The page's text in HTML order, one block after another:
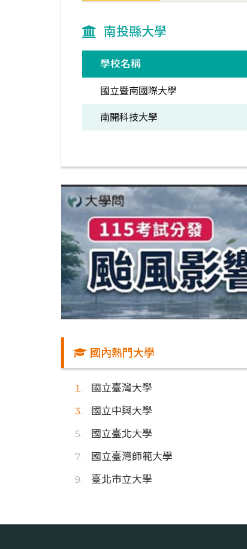
南投縣大學
學校名稱
國立暨南國際大學
南開科技大學
國內熱門大學
國立臺灣大學
國立中興大學
國立臺北大學
國立臺灣師範大學
臺北市立大學